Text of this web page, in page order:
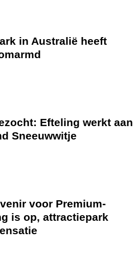
in Australië heeft
Efteling werkt aan
Sneeuwwitje
voor Premium-
is op, attractiepark